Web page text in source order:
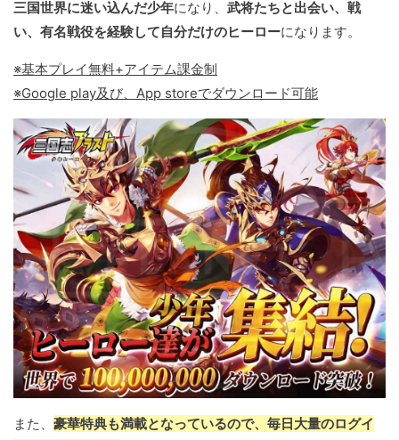
三国世界に迷い込んだ少年になり、 武将たちと出会い、戦
い、有名戦役を経験して自分だけのヒーローになります。
※基本プレイ無料+アイテム課金制
※Google play及び、App storeでダウンロード可能
また、 豪華特典も満載となっているので、毎日大量のログイ